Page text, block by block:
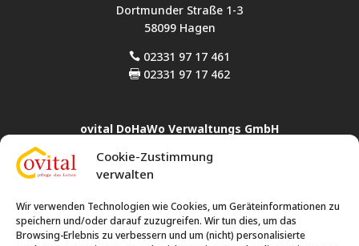
Cookie-Zustimmung
verwalten
Wir verwenden Technologien wie Cookies, um Geräteinformationen zu
speichern und/oder darauf zuzugreifen. Wir tun dies, um das
Browsing-Erlebnis zu verbessern und um (nicht) personalisierte
Dortmunder Straße 1-3
58099 Hagen
 02331 97 17 461
 02331 97 17 462
ovital DoHaWo Verwaltungs GmbH
Rahmer Straße 24
44369 Dortmund
0231 35 77 72 14
 0231 86 40 006